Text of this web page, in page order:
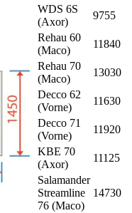
WDS 6S
(Axor)
9755
Rehau 60
(Maco)
11840
Rehau 70
(Maco)
13030
Decco 62
(Vorne)
11630
Decco 71
(Vorne)
11920
KBE 70
(Axor)
11125
Salamander
Streamline
76 (Maco)
14730